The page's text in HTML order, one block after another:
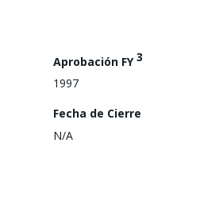
Aprobación FY3
1997
Fecha de Cierre
N/A